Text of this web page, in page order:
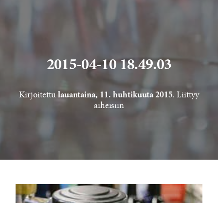
2015-04-10 18.49.03
Kirjoitettu lauantaina, 11. huhtikuuta 2015. Liittyy
aiheisiin